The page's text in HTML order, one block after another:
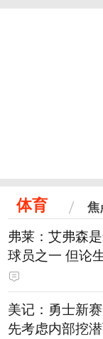
体育 焦
弗莱：艾弗森
球员之一 但论
美记：勇士新
先考虑内部挖